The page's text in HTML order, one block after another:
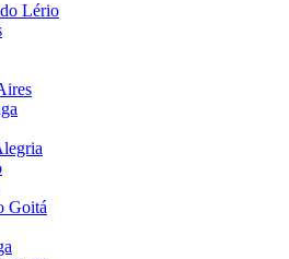
Lério
Goitá